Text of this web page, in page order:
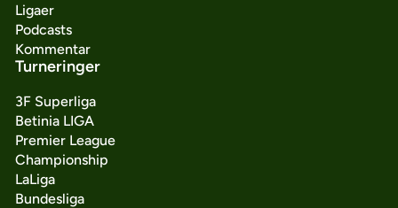
Ligaer
Podcasts
Kommentar
Turneringer
3F Superliga
Betinia LIGA
Premier League
Championship
LaLiga
Bundesliga